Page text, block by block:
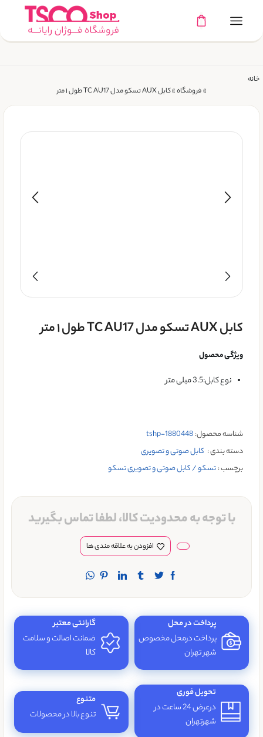
خانه
»فروشگاه»کابل AUX تسکو مدل TC AU17 طول ۱ متر
کابل AUX تسکو مدل TC AU17 طول ۱ متر
ویژگی محصول
نوع کابل:3.5 میلی متر
شناسه محصول:tshp-1880448
دسته بندی : کابل صوتی و تصویری
برچسب :تسکو / کابل صوتی و تصویری تسکو
با توجه به محدودیت کالا، لطفا تماس بگیرید
افزودن به علاقه مندی ها
پرداخت در محل
پرداخت درمحل مخصوص
شهر تهران
گارانتی معتبر
ضمانت اصالت و سلامت
کالا
تحویل فوری
درعرض 24 ساعت در
شهرتهران
متنوع
تنوع بالا در محصولات